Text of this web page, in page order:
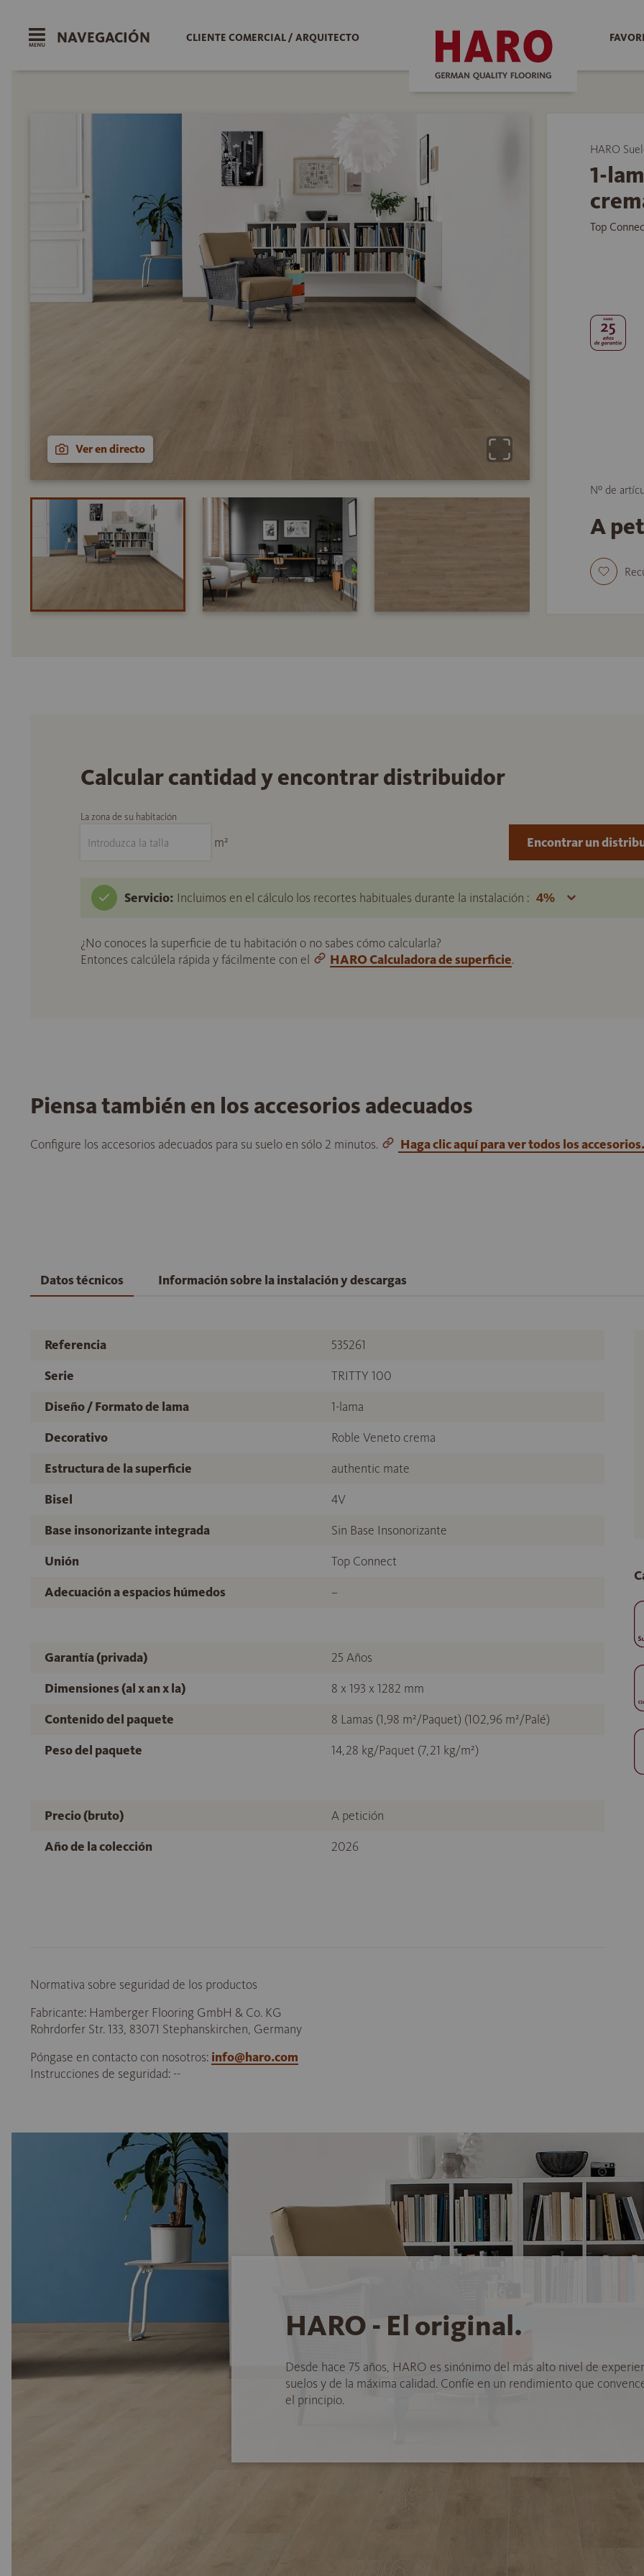
NAVEGACIÓN CLIENTE COMERCIAL / ARQUITECTO
Ver en directo
HARO
1-
Top
Nº de
A
Calcular cantidad y encontrar distribuidor
La zona de su habitación
m²
Servicio: Incluimos en el cálculo los recortes habituales durante la instalación :
¿No conoces la superficie de tu habitación o no sabes cómo calcularla?
Entonces calcúlela rápida y fácilmente con el
HARO Calculadora de superficie.
Encontrar un
Piensa también en los accesorios adecuados
Configure los accesorios adecuados para su suelo en sólo 2 minutos. Haga clic aquí para ver todos los accesorios.
Datos técnicos Información sobre la instalación y descargas
Referencia
535261
Serie
TRITTY 100
Diseño / Formato de lama
1-lama
Decorativo
Roble Veneto crema
Estructura de la superficie
authentic mate
Bisel
4V
Base insonorizante integrada
Sin Base Insonorizante
Unión
Top Connect
Adecuación a espacios húmedos
–
Garantía (privada)
25 Años
Dimensiones (al x an x la)
8 x 193 x 1282 mm
Contenido del paquete
8 Lamas (1,98 m²/Paquet) (102,96 m²/Palé)
Peso del paquete
14,28 kg/Paquet (7,21 kg/m²)
Precio (bruto)
A petición
Año de la colección
2026
Normativa sobre seguridad de los productos
Fabricante: Hamberger Flooring GmbH & Co. KG
Rohrdorfer Str. 133, 83071 Stephanskirchen, Germany
Póngase en contacto con nosotros: info@haro.com
Instrucciones de seguridad: --
HARO - El original.
Desde hace 75 años, HARO es sinónimo del más alto nivel de
suelos y de la máxima calidad. Confíe en un rendimiento que
el principio.